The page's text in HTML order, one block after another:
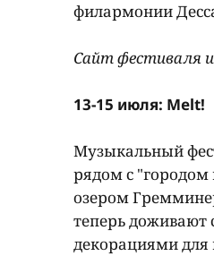
филармонии
Сайт фестиваля
13-15 июля: Melt!
Музыкальный
рядом с
озером
теперь доживают
декорациями для